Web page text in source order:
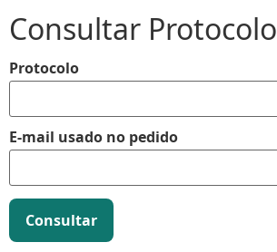
Consultar Protocolo
Protocolo
E-mail usado no pedido
Consultar